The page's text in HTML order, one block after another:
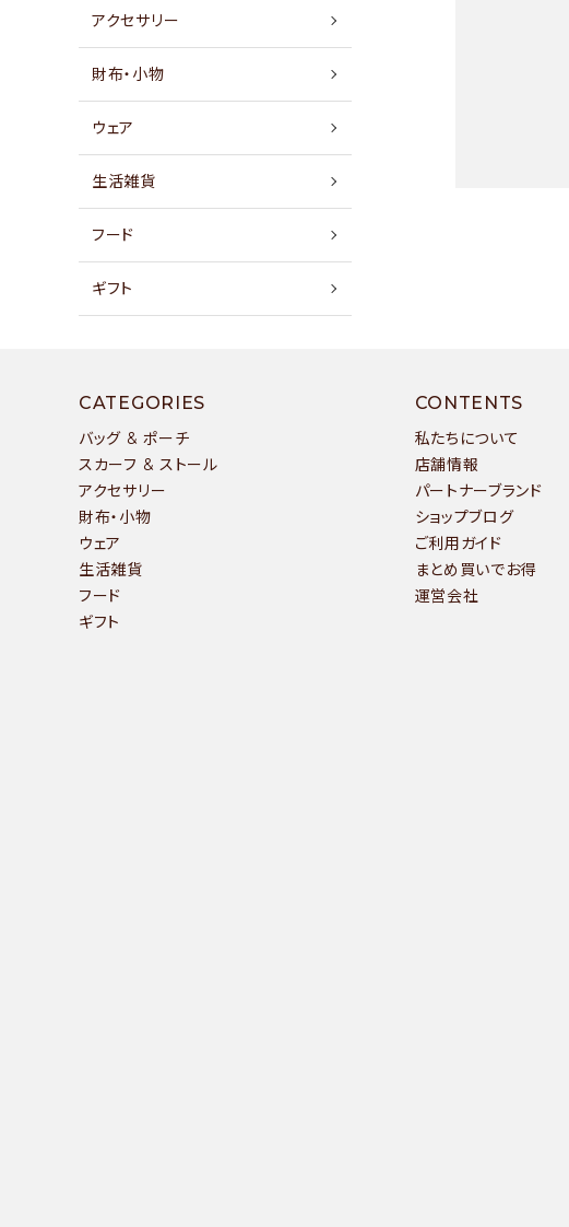
価格から探す
国から探す
私たちについて
ショップブログ
- ご利用ガイド
- まとめ買いでお得
- お支払い方法について
- 配送方法・送料について
- 返品について
アクセサリー
財布・小物
ウェア
生活雑貨
フード
ギフト
カテゴリー
CATEGORIES
バッグ & ポーチ
スカーフ & ストール
アクセサリー
財布・小物
ウェア
生活雑貨
フード
ギフト
CONTENTS
私たちについて
店舗情報
パートナーブランド
ショップブログ
ご利用ガイド
まとめ買いでお得
運営会社